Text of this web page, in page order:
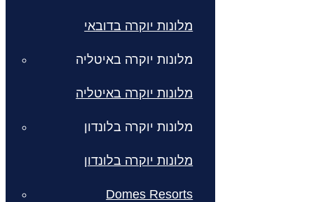
מלונות יוקרה בדובאי
מלונות יוקרה באיטליה
מלונות יוקרה באיטליה
מלונות יוקרה בלונדון
מלונות יוקרה בלונדון
Domes Resorts